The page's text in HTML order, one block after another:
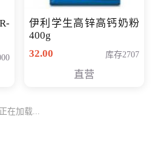
伊利学生高锌高钙奶粉
400g
32.00
库存2707
直营
正在加载...